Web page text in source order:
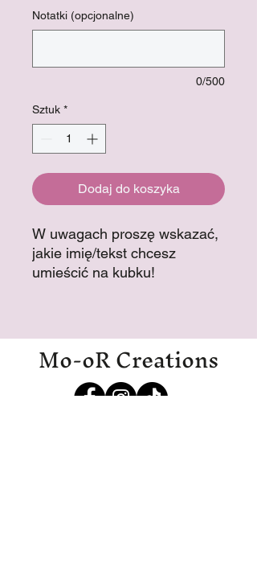
Notatki (opcjonalne)
0/500
Sztuk *
Dodaj do koszyka
W uwagach proszę wskazać,
jakie imię/tekst chcesz
umieścić na kubku!
Mo-oR Creations